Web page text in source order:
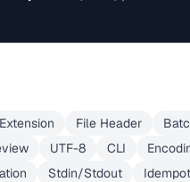
File Header
UTF-8 CLI
Stdin/Stdout